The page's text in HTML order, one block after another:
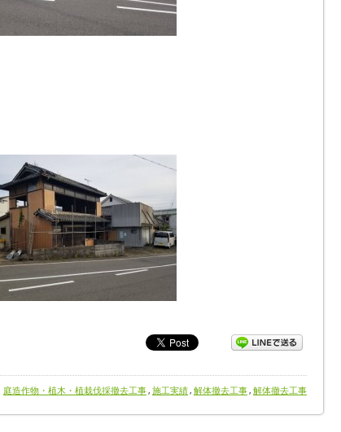
庭造作物・植木・植栽伐採撤去工事, 施工実績, 解体撤去工事, 解体撤去工事